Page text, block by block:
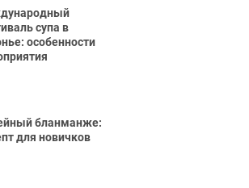
супа в
особенности
бланманже:
для новичков